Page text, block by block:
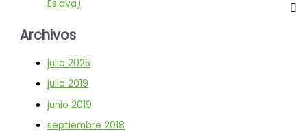
Eslava)
Archivos
julio 2025
julio 2019
junio 2019
septiembre 2018